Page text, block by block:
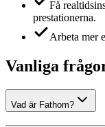
Få
prestationerna.
Arbeta mer
Vanliga
Vad är Fathom?